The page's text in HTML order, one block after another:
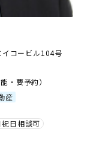
コービル104号
・要予約）
産
祝日相談可